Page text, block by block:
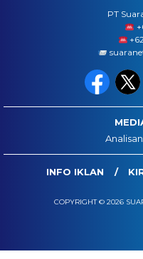
PT
INFO IKLAN
COPYRIGHT © 2026